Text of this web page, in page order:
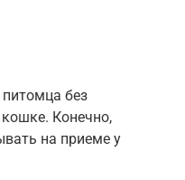
без
Конечно,
на приеме у